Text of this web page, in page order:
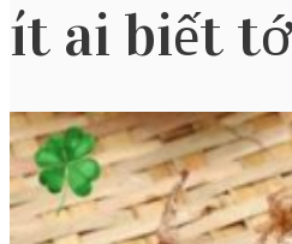
ít ai biết